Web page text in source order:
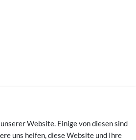
Website. Einige von diesen sind
uns helfen, diese Website und Ihre